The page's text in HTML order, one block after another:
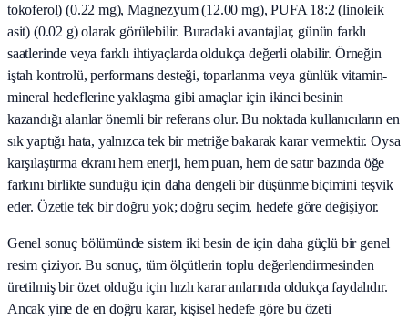
tokoferol) (0.22 mg), Magnezyum (12.00 mg), PUFA 18:2 (linoleik
asit) (0.02 g) olarak görülebilir. Buradaki avantajlar, günün farklı
saatlerinde veya farklı ihtiyaçlarda oldukça değerli olabilir. Örneğin
iştah kontrolü, performans desteği, toparlanma veya günlük vitamin-
mineral hedeflerine yaklaşma gibi amaçlar için ikinci besinin
kazandığı alanlar önemli bir referans olur. Bu noktada kullanıcıların en
sık yaptığı hata, yalnızca tek bir metriğe bakarak karar vermektir. Oysa
karşılaştırma ekranı hem enerji, hem puan, hem de satır bazında öğe
farkını birlikte sunduğu için daha dengeli bir düşünme biçimini teşvik
eder. Özetle tek bir doğru yok; doğru seçim, hedefe göre değişiyor.
Genel sonuç bölümünde sistem iki besin de için daha güçlü bir genel
resim çiziyor. Bu sonuç, tüm ölçütlerin toplu değerlendirmesinden
üretilmiş bir özet olduğu için hızlı karar anlarında oldukça faydalıdır.
Ancak yine de en doğru karar, kişisel hedefe göre bu özeti